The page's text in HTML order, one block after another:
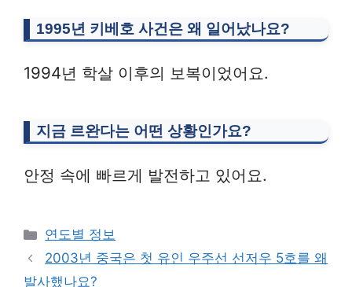
1995년 키베호 사건은 왜 일어났나요?
1994년 학살 이후의 보복이었어요.
지금 르완다는 어떤 상황인가요?
안정 속에 빠르게 발전하고 있어요.
Categories
연도별 정보
2003년 중국은 첫 유인 우주선 선저우 5호를 왜
발사했나요?